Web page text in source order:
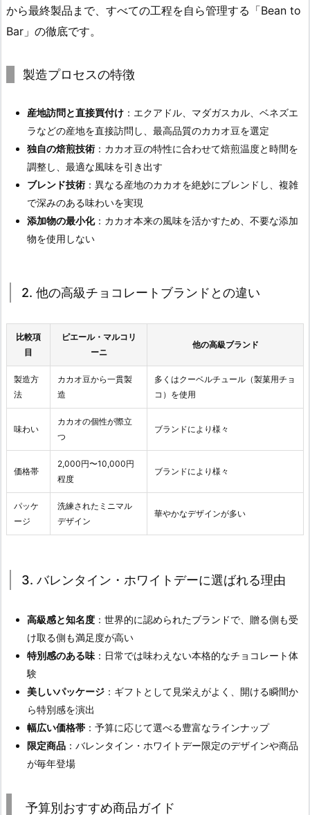
から最終製品まで、すべての工程を自ら管理する「Bean to
Bar」の徹底です。
製造プロセスの特徴
産地訪問と直接買付け ：エクアドル、マダガスカル、ベネズエ
ラなどの産地を直接訪問し、最高品質のカカオ豆を選定
独自の焙煎技術 ：カカオ豆の特性に合わせて焙煎温度と時間を
調整し、最適な風味を引き出す
ブレンド技術 ：異なる産地のカカオを絶妙にブレンドし、複雑
で深みのある味わいを実現
添加物の最小化：カカオ本来の風味を活かすため、不要な添加
物を使用しない
2. 他の高級チョコレートブランドとの違い
比較項
目
ピエール・マルコリ
ーニ
他の高級ブランド
製造方
法
カカオ豆から一貫製
造
多くはクーベルチュール（製菓用チョ
コ）を使用
味わい
カカオの個性が際立
つ
ブランドにより様々
価格帯
2,000円〜10,000円
程度
ブランドにより様々
パッケ
ージ
洗練されたミニマル
デザイン
華やかなデザインが多い
3. バレンタイン・ホワイトデーに選ばれる理由
高級感と知名度 ：世界的に認められたブランドで、贈る側も受
け取る側も満足度が高い
特別感のある味 ：日常では味わえない本格的なチョコレート体
験
美しいパッケージ ：ギフトとして見栄えがよく、開ける瞬間か
ら特別感を演出
幅広い価格帯 ：予算に応じて選べる豊富なラインナップ
限定商品 ：バレンタイン・ホワイトデー限定のデザインや商品
が毎年登場
予算別おすすめ商品ガイド